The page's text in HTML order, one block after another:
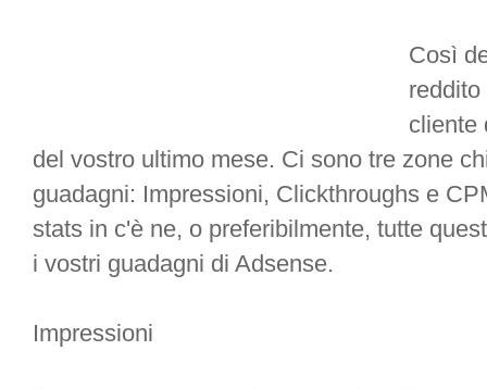
Così
cliente
del vostro ultimo mese. Ci sono tre zone
guadagni: Impressioni, Clickthroughs e
stats in c'è ne, o preferibilmente, tutte
i vostri guadagni di Adsense.
Impressioni